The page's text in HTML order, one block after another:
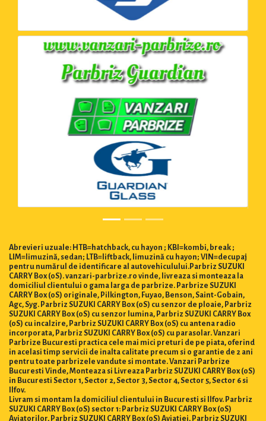
Abrevieri uzuale: HTB=hatchback, cu hayon ; KBI=kombi, break ;
LIM=limuzină, sedan; LTB=liftback, limuzină cu hayon; VIN=decupaj
pentru numărul de identificare al autovehiculului.Parbriz SUZUKI
CARRY Box (0S). vanzari-parbrize.ro vinde, livreaza si monteaza la
domiciliul clientului o gama larga de parbrize. Parbrize SUZUKI
CARRY Box (0S) originale, Pilkington, Fuyao, Benson, Saint-Gobain,
Agc, Syg. Parbriz SUZUKI CARRY Box (0S) cu senzor de ploaie, Parbriz
SUZUKI CARRY Box (0S) cu senzor lumina, Parbriz SUZUKI CARRY Box
(0S) cu incalzire, Parbriz SUZUKI CARRY Box (0S) cu antena radio
incorporata, Parbriz SUZUKI CARRY Box (0S) cu parasolar. Vanzari
Parbrize Bucuresti practica cele mai mici preturi de pe piata, oferind
in acelasi timp servicii de inalta calitate precum si o garantie de 2 ani
pentru toate parbrizele vandute si montate. Vanzari Parbrize
Bucuresti Vinde, Monteaza si Livreaza Parbriz SUZUKI CARRY Box (0S)
in Bucuresti Sector 1, Sector 2, Sector 3, Sector 4, Sector 5, Sector 6 si
Ilfov.
Livram si montam la domiciliul clientului in Bucuresti si Ilfov. Parbriz
SUZUKI CARRY Box (0S) sector 1: Parbriz SUZUKI CARRY Box (0S)
Aviatorilor, Parbriz SUZUKI CARRY Box (0S) Aviatiei, Parbriz SUZUKI